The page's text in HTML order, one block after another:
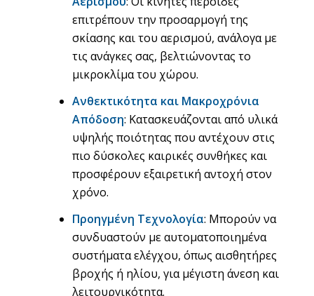
επιτρέπουν την προσαρμογή της
σκίασης και του αερισμού, ανάλογα με
τις ανάγκες σας, βελτιώνοντας το
μικροκλίμα του χώρου.
Ανθεκτικότητα και Μακροχρόνια
Απόδοση: Κατασκευάζονται από υλικά
υψηλής ποιότητας που αντέχουν στις
πιο δύσκολες καιρικές συνθήκες και
προσφέρουν εξαιρετική αντοχή στον
χρόνο.
Προηγμένη Τεχνολογία: Μπορούν να
συνδυαστούν με αυτοματοποιημένα
συστήματα ελέγχου, όπως αισθητήρες
βροχής ή ηλίου, για μέγιστη άνεση και
λειτουργικότητα.